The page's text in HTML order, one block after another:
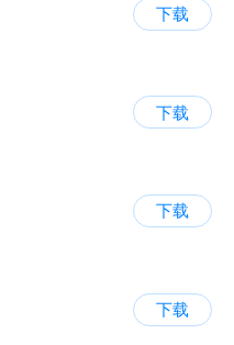
下载
下载
下载
下载